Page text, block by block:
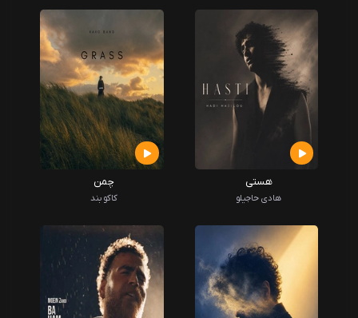
هستی
هادی حاجیلو
چمن
کاکو بند